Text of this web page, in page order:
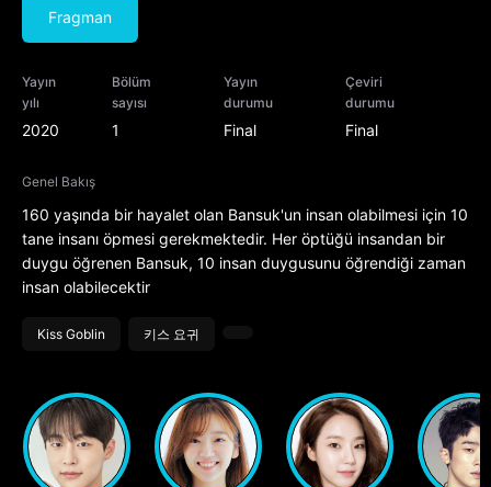
Fragman
Yayın
yılı
2020
Bölüm
sayısı
1
Yayın
durumu
Final
Çeviri
durumu
Final
Genel Bakış
160 yaşında bir hayalet olan Bansuk'un insan olabilmesi için 10
tane insanı öpmesi gerekmektedir. Her öptüğü insandan bir
duygu öğrenen Bansuk, 10 insan duygusunu öğrendiği zaman
insan olabilecektir
Kiss Goblin 키스 요귀